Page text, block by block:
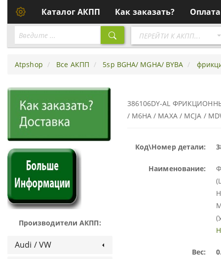
Каталог АКПП Как заказать?
Перейти
к
ПЕРЕЙТИ К АКПП...
Atpshop Все АКПП 5sp BGHA/ MGHA/ BYBA
Производители АКПП:
Audi / VW
386106DY-AL
/ M6HA / MAXA / MCJA /
Код\Номер детали:
Наименование:
Вес: